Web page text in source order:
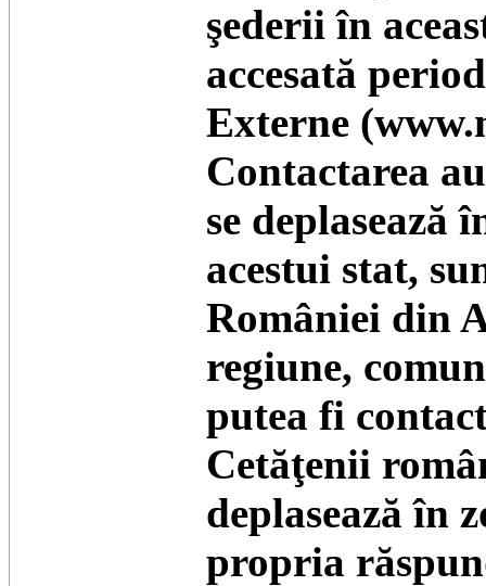
şederii în
accesată
Externe
Contactarea
se deplasează
acestui stat,
României din
regiune,
putea fi
Cetăţenii
deplasează în
propria